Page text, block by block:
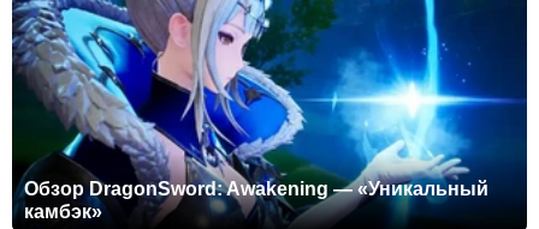
Обзор DragonSword: Awakening — «Уникальный
камбэк»